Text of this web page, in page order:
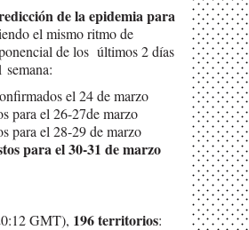
de la epidemia para
el mismo ritmo de
de los últimos 2 días
semana:
el 24 de marzo
para el 26-27de marzo
para el 28-29 de marzo
para el 30-31 de marzo
GMT), 196 territorios: